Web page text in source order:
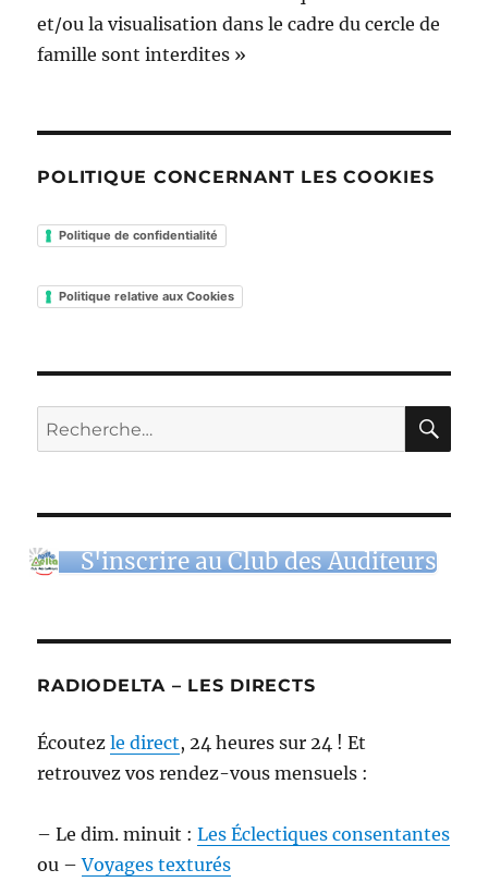
et/ou la visualisation dans le cadre du cercle de
famille sont interdites »
POLITIQUE CONCERNANT LES COOKIES
Politique de confidentialité
Politique relative aux Cookies
Recherche
pour :
S'inscrire au Club des Auditeurs
RADIODELTA – LES DIRECTS
Écoutezle direct, 24 heures sur 24 ! Et
retrouvez vos rendez-vous mensuels :
– Le dim. minuit :Les Éclectiques consentantes
ou –Voyages texturés